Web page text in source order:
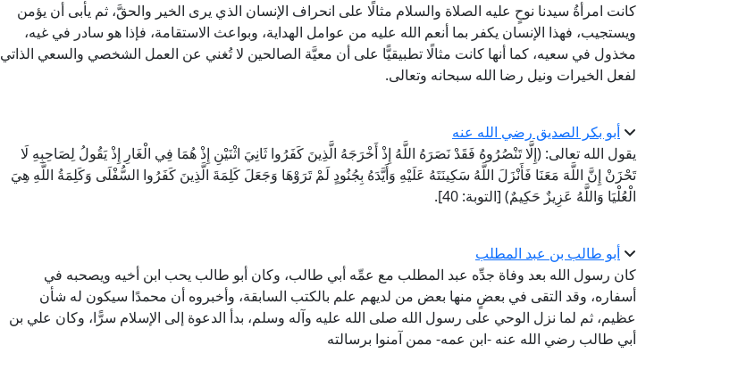
كانت امرأةُ سيدنا نوحٍ عليه الصلاة والسلام مثالًا على انحراف الإنسان الذي يرى الخير والحقَّ، ثم يأبى أن يؤمن
ويستجيب، فهذا الإنسان يكفر بما أنعم الله عليه من عوامل الهداية، وبواعث الاستقامة، فإذا هو سادر في غيه،
مخذول في سعيه، كما أنها كانت مثالًا تطبيقيًّا على أن معيَّة الصالحين لا تُغني عن العمل الشخصي والسعي الذاتي
لفعل الخيرات ونيل رضا الله سبحانه وتعالى.
أبو بكر الصديق رضي الله عنه
يقول الله تعالى: (إِلَّا تَنْصُرُوهُ فَقَدْ نَصَرَهُ اللَّهُ إِذْ أَخْرَجَهُ الَّذِينَ كَفَرُوا ثَانِيَ اثْنَيْنِ إِذْ هُمَا فِي الْغَارِ إِذْ يَقُولُ لِصَاحِبِهِ لَا
تَحْزَنْ إِنَّ اللَّهَ مَعَنَا فَأَنْزَلَ اللَّهُ سَكِينَتَهُ عَلَيْهِ وَأَيَّدَهُ بِجُنُودٍ لَمْ تَرَوْهَا وَجَعَلَ كَلِمَةَ الَّذِينَ كَفَرُوا السُّفْلَى وَكَلِمَةُ اللَّهِ هِيَ
الْعُلْيَا وَاللَّهُ عَزِيزٌ حَكِيمٌ) [التوبة: 40].
أبو طالب بن عبد المطلب
كان رسول الله بعد وفاة جدِّه عبد المطلب مع عمِّه أبي طالب، وكان أبو طالب يحب ابن أخيه ويصحبه في
أسفاره، وقد التقى في بعضٍ منها بعض من لديهم علم بالكتب السابقة، وأخبروه أن محمدًا سيكون له شأن
عظيم، ثم لما نزل الوحي على رسول الله صلى الله عليه وآله وسلم، بدأ الدعوة إلى الإسلام سرًّا، وكان علي بن
أبي طالب رضي الله عنه -ابن عمه- ممن آمنوا برسالته